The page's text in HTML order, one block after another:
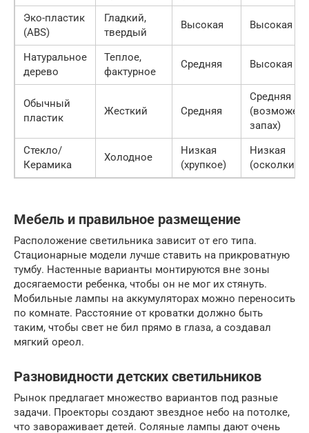
Эко-пластик
(ABS)
Гладкий,
твердый
Высокая Высокая
Натуральное
дерево
Теплое,
фактурное
Средняя Высокая
Обычный
пластик
Жесткий Средняя
Средняя
(возможен
запах)
Стекло/
Керамика
Холодное
Низкая
(хрупкое)
Низкая
(осколки)
Мебель и правильное размещение
Расположение светильника зависит от его типа.
Стационарные модели лучше ставить на прикроватную
тумбу. Настенные варианты монтируются вне зоны
досягаемости ребенка, чтобы он не мог их стянуть.
Мобильные лампы на аккумуляторах можно переносить
по комнате. Расстояние от кроватки должно быть
таким, чтобы свет не бил прямо в глаза, а создавал
мягкий ореол.
Разновидности детских светильников
Рынок предлагает множество вариантов под разные
задачи. Проекторы создают звездное небо на потолке,
что завораживает детей. Соляные лампы дают очень